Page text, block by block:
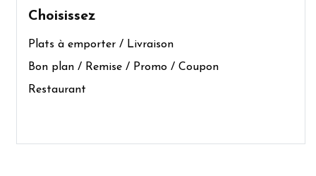
Choisissez
Plats à emporter / Livraison
Bon plan / Remise / Promo / Coupon
Restaurant